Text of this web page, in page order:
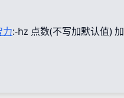
力:-hz 点数(不写加默认值) 加